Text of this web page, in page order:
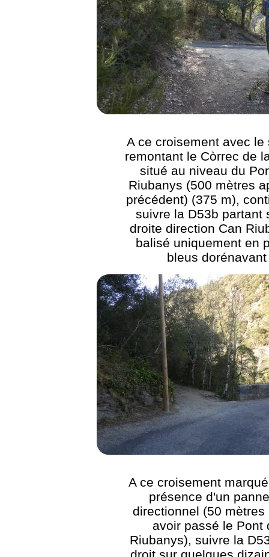
A ce croisement avec le
remontant le Còrrec de
situé au niveau du
Riubanys (500 mètres
précédent) (375 m),
suivre la D53b partant
droite direction Can
balisé uniquement en
bleus dorénavant
A ce croisement
présence d'un
directionnel (50 mètres
avoir passé le Pont
Riubanys), suivre la